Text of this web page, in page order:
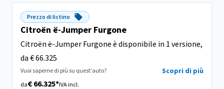
Prezzo di listino
Citroën ë-Jumper Furgone
Citroën ë-Jumper Furgone è disponibile in 1 versione,
da € 66.325
Vuoi saperne di più su quest'auto? Scopri di più
da€ 66.325*IVA incl.